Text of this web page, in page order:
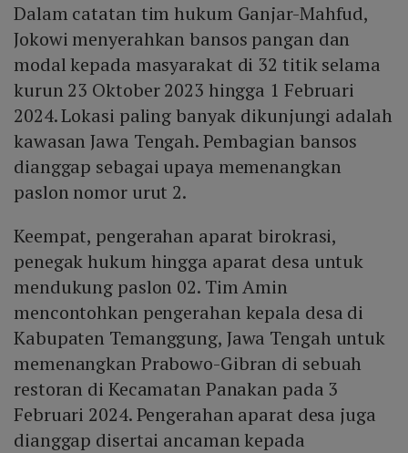
Dalam catatan tim hukum Ganjar-Mahfud,
Jokowi menyerahkan bansos pangan dan
modal kepada masyarakat di 32 titik selama
kurun 23 Oktober 2023 hingga 1 Februari
2024. Lokasi paling banyak dikunjungi adalah
kawasan Jawa Tengah. Pembagian bansos
dianggap sebagai upaya memenangkan
paslon nomor urut 2.
Keempat, pengerahan aparat birokrasi,
penegak hukum hingga aparat desa untuk
mendukung paslon 02. Tim Amin
mencontohkan pengerahan kepala desa di
Kabupaten Temanggung, Jawa Tengah untuk
memenangkan Prabowo-Gibran di sebuah
restoran di Kecamatan Panakan pada 3
Februari 2024. Pengerahan aparat desa juga
dianggap disertai ancaman kepada